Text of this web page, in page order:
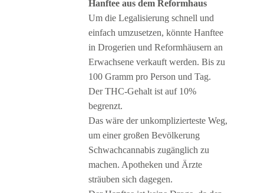
Hanftee aus dem Reformhaus
Um die Legalisierung schnell und
einfach umzusetzen, könnte Hanftee
in Drogerien und Reformhäusern an
Erwachsene verkauft werden. Bis zu
100 Gramm pro Person und Tag.
Der THC-Gehalt ist auf 10%
begrenzt.
Das wäre der unkomplizierteste Weg,
um einer großen Bevölkerung
Schwachcannabis zugänglich zu
machen. Apotheken und Ärzte
sträuben sich dagegen.